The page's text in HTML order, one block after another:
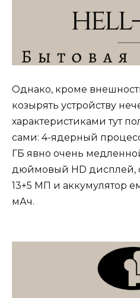
Однако, кроме
козырять устройству
характеристиками тут
сами: 4-ядерный
ГБ явно очень
дюймовый HD дисплей,
13+5 МП и аккумулятор
мАч.